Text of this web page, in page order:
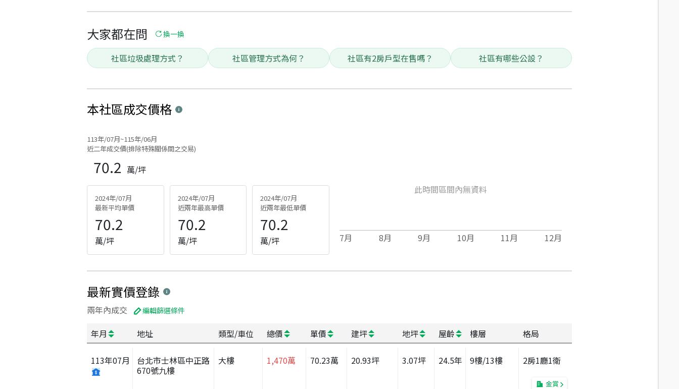
大家都在問 換一換
社區垃圾處理方式？ 社區管理方式為何？ 社區有2房戶型在售嗎？ 社區有哪些公設？
本社區成交價格
113年/07月~115年/06月
近二年成交價(排除特殊關係間之交易)
70.2 萬/坪
2024年/07月
最新平均單價
70.2
萬/坪
2024年/07月
近兩年最高單價
70.2
萬/坪
2024年/07月
近兩年最低單價
70.2
萬/坪
此時間區間內無資料
7月 8月 9月 10月 11月 12月
最新實價登錄
兩年內成交 編輯篩選條件
年月 地址 類型/車位 總價 單價 建坪 地坪 屋齡 樓層 格局
113年07月
台北市士林區中正路
670號九樓
大樓 1,470萬 70.23萬 20.93坪 3.07坪 24.5年 9樓/13樓 2房1廳1衛
金賞